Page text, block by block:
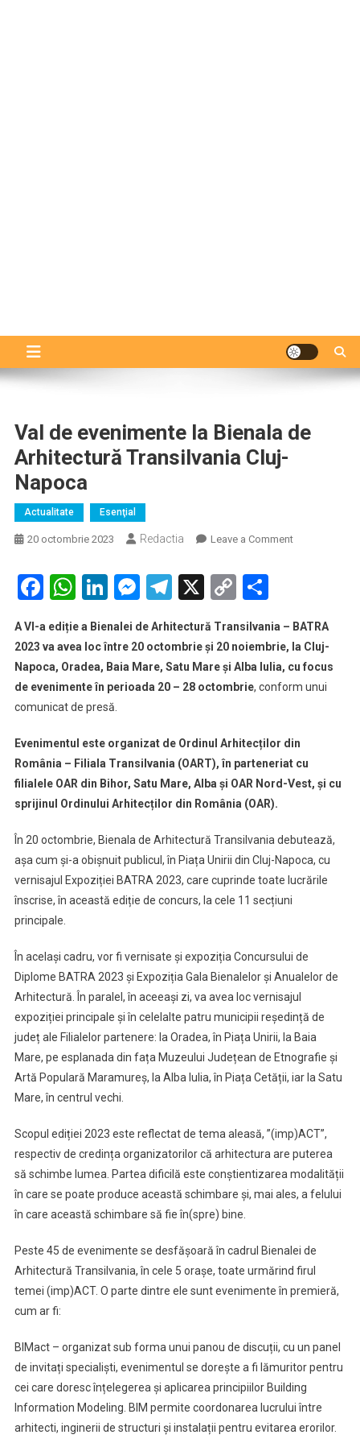
Val de evenimente la Bienala de
Arhitectură Transilvania Cluj-
Napoca
Actualitate Esenţial
20 octombrie 2023 Redactia Leave a Commenton
Bienala
de
Arhitectură
Transilvania
Facebook
WhatsApp
LinkedIn
Messenger
Telegram
X Copy
A VI-a ediție a Bienalei de Arhitectură Transilvania – BATRA
2023 va avea loc între 20 octombrie și 20 noiembrie, la Cluj-
Napoca, Oradea, Baia Mare, Satu Mare și Alba Iulia, cu focus
de evenimente în perioada 20 – 28 octombrie, conform unui
comunicat de presă.
Evenimentul este organizat de Ordinul Arhitecților din
România – Filiala Transilvania (OART), în parteneriat cu
filialele OAR din Bihor, Satu Mare, Alba și OAR Nord-Vest, și cu
sprijinul Ordinului Arhitecților din România (OAR).
În 20 octombrie, Bienala de Arhitectură Transilvania debutează,
așa cum și-a obișnuit publicul, în Piața Unirii din Cluj-Napoca, cu
vernisajul Expoziției BATRA 2023, care cuprinde toate lucrările
înscrise, în această ediție de concurs, la cele 11 secțiuni
principale.
În același cadru, vor fi vernisate și expoziția Concursului de
Diplome BATRA 2023 și Expoziția Gala Bienalelor și Anualelor de
Arhitectură. În paralel, în aceeași zi, va avea loc vernisajul
expoziției principale și în celelalte patru municipii reședință de
județ ale Filialelor partenere: la Oradea, în Piața Unirii, la Baia
Mare, pe esplanada din fața Muzeului Județean de Etnografie și
Artă Populară Maramureș, la Alba Iulia, în Piața Cetății, iar la Satu
Mare, în centrul vechi.
Scopul ediției 2023 este reflectat de tema aleasă, ”(imp)ACT”,
respectiv de credința organizatorilor că arhitectura are puterea
să schimbe lumea. Partea dificilă este conștientizarea modalității
în care se poate produce această schimbare și, mai ales, a felului
în care această schimbare să fie în(spre) bine.
Peste 45 de evenimente se desfășoară în cadrul Bienalei de
Arhitectură Transilvania, în cele 5 orașe, toate urmărind firul
temei (imp)ACT. O parte dintre ele sunt evenimente în premieră,
cum ar fi:
BIMact – organizat sub forma unui panou de discuții, cu un panel
de invitați specialiști, evenimentul se dorește a fi lămuritor pentru
cei care doresc înțelegerea și aplicarea principiilor Building
Information Modeling. BIM permite coordonarea lucrului între
arhitecti, inginerii de structuri și instalații pentru evitarea erorilor.